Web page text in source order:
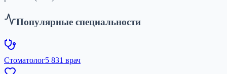
Популярные специальности
Стоматолог5 831 врач